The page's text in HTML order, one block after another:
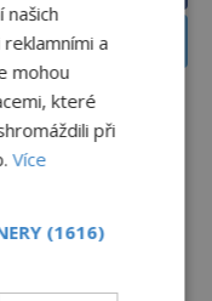
vydat po
dokázal utéct
našich
a
mohou
které
při
Více
(1616)